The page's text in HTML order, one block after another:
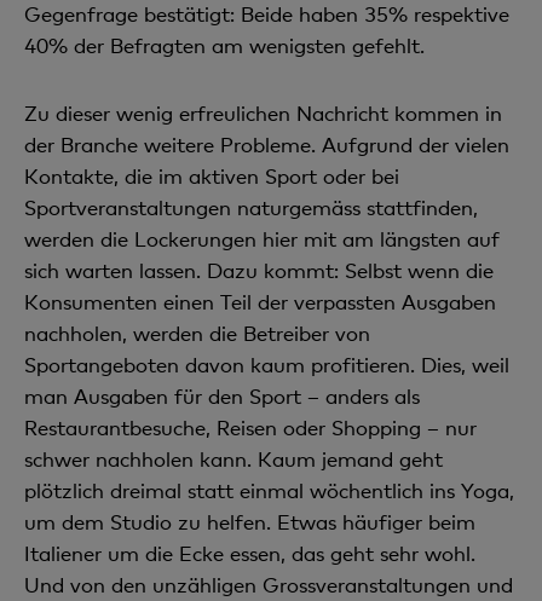
Gegenfrage bestätigt: Beide haben 35% respektive
40% der Befragten am wenigsten gefehlt.
Zu dieser wenig erfreulichen Nachricht kommen in
der Branche weitere Probleme. Aufgrund der vielen
Kontakte, die im aktiven Sport oder bei
Sportveranstaltungen naturgemäss stattfinden,
werden die Lockerungen hier mit am längsten auf
sich warten lassen. Dazu kommt: Selbst wenn die
Konsumenten einen Teil der verpassten Ausgaben
nachholen, werden die Betreiber von
Sportangeboten davon kaum profitieren. Dies, weil
man Ausgaben für den Sport – anders als
Restaurantbesuche, Reisen oder Shopping – nur
schwer nachholen kann. Kaum jemand geht
plötzlich dreimal statt einmal wöchentlich ins Yoga,
um dem Studio zu helfen. Etwas häufiger beim
Italiener um die Ecke essen, das geht sehr wohl.
Und von den unzähligen Grossveranstaltungen und